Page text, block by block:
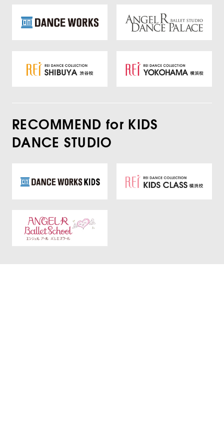
RECOMMEND for KIDS
DANCE STUDIO